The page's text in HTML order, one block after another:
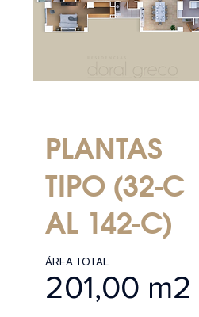
PLANTAS
TIPO (32-C
AL 142-C)
ÁREA TOTAL
201,00 m2